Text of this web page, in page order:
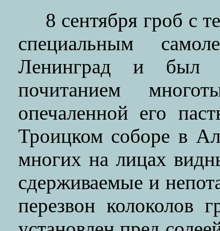
8 сентября гроб с
специальным
Ленинград и был
почитанием
опечаленной его
Троицком соборе в
многих на лицах
сдерживаемые и
перезвон колоколов